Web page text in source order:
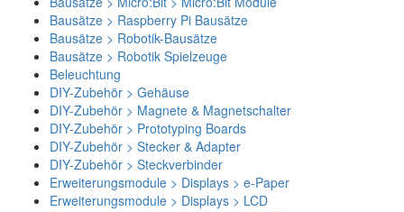
Bausätze > Raspberry Pi Bausätze
Bausätze > Robotik-Bausätze
Bausätze > Robotik Spielzeuge
Beleuchtung
DIY-Zubehör > Gehäuse
DIY-Zubehör > Magnete & Magnetschalter
DIY-Zubehör > Prototyping Boards
DIY-Zubehör > Stecker & Adapter
DIY-Zubehör > Steckverbinder
Erweiterungsmodule > Displays > e-Paper
Erweiterungsmodule > Displays > LCD